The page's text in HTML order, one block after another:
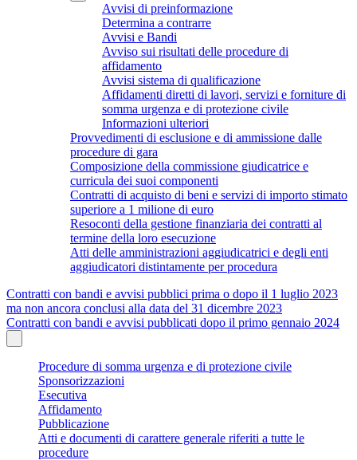
Avvisi di preinformazione
Determina a contrarre
Avvisi e Bandi
Avviso sui risultati delle procedure di
affidamento
Avvisi sistema di qualificazione
Affidamenti diretti di lavori, servizi e forniture di
somma urgenza e di protezione civile
Informazioni ulteriori
Provvedimenti di esclusione e di ammissione dalle
procedure di gara
Composizione della commissione giudicatrice e
curricula dei suoi componenti
Contratti di acquisto di beni e servizi di importo stimato
superiore a 1 milione di euro
Resoconti della gestione finanziaria dei contratti al
termine della loro esecuzione
Atti delle amministrazioni aggiudicatrici e degli enti
aggiudicatori distintamente per procedura
Contratti con bandi e avvisi pubblici prima o dopo il 1 luglio 2023
ma non ancora conclusi alla data del 31 dicembre 2023
Contratti con bandi e avvisi pubblicati dopo il primo gennaio 2024
Procedure di somma urgenza e di protezione civile
Sponsorizzazioni
Esecutiva
Affidamento
Pubblicazione
Atti e documenti di carattere generale riferiti a tutte le
procedure